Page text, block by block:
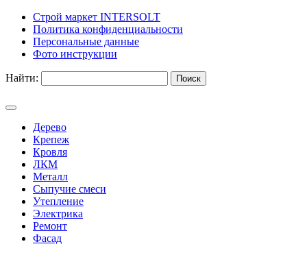
Строй маркет INTERSOLT
Политика конфиденциальности
Персональные данные
Фото инструкции
Найти:
Дерево
Крепеж
Кровля
ЛКМ
Металл
Сыпучие смеси
Утепление
Электрика
Ремонт
Фасад